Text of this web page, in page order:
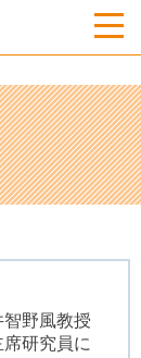
野風教授
研究員に